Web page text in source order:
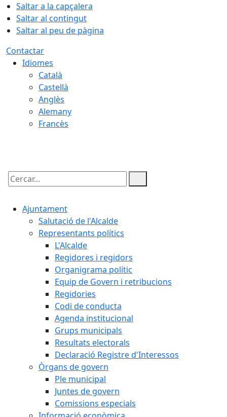
Saltar a la capçalera
Saltar al contingut
Saltar al peu de pàgina
Contactar
Idiomes
Català
Castellà
Anglès
Alemany
Francès
Cercar:
Ajuntament
Salutació de l'Alcalde
Representants polítics
L'Alcalde
Regidores i regidors
Organigrama polític
Equip de Govern i retribucions
Regidories
Codi de conducta
Agenda institucional
Grups municipals
Resultats electorals
Declaració Registre d'Interessos
Òrgans de govern
Ple municipal
Juntes de govern
Comissions especials